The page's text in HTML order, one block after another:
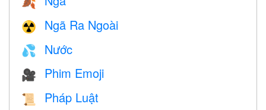
☢️ Ngã Ra Ngoài
💦 Nước
🎥 Phim Emoji
📜 Pháp Luật